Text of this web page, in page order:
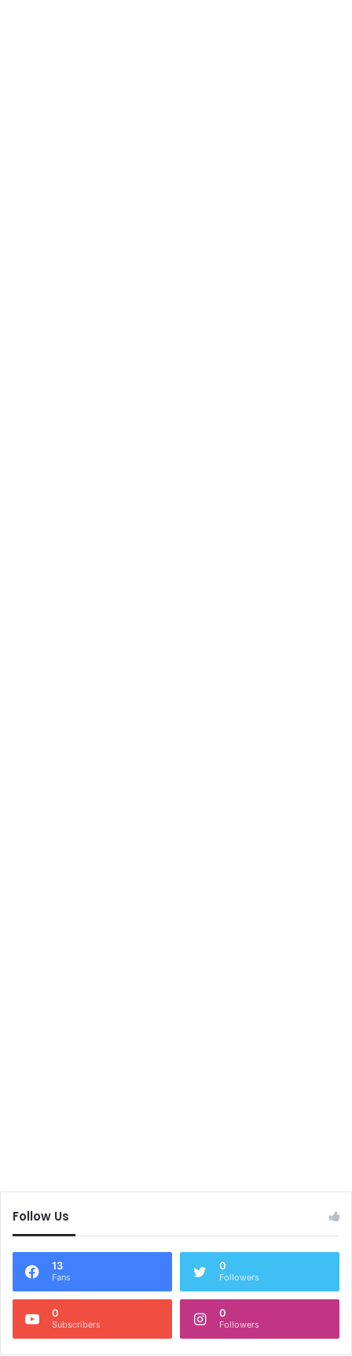
Follow Us
13
Fans
0
Followers
0
Subscribers
0
Followers